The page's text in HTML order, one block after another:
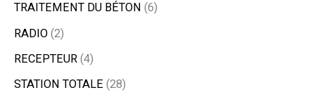
TRAITEMENT DU BÉTON
6
RADIO 2
RECEPTEUR 4
STATION TOTALE 28